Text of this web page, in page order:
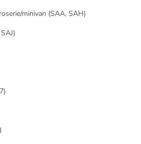
minivan (SAA, SAH)